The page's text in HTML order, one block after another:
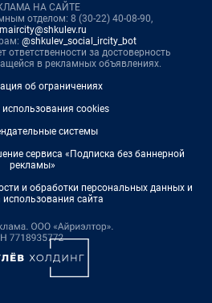
НА САЙТЕ
отделом: 8 (30-22) 40-08-90,
@shkulev_social_ircity_bot
ответственности за достоверность
в рекламных объявлениях.
об ограничениях
cookies
системы
сервиса «Подписка без баннерной
рекламы»
и обработки персональных данных и
использования сайта